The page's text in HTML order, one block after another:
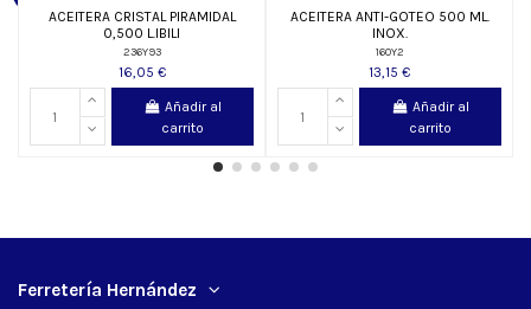
ACEITERA CRISTAL PIRAMIDAL
0,500 L.IBILI
236Y93
16,05 €
Añadir al
carrito
ACEITERA ANTI-GOTEO 500 ML.
INOX.
160Y2
13,15 €
Añadir al
carrito
Ferretería Hernández